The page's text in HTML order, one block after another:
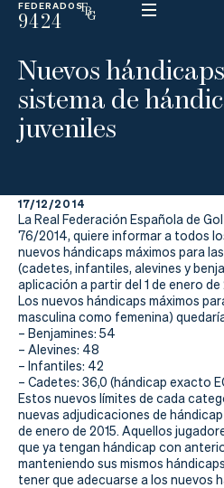
FEDERADOS
9424
ESP
N
D
C
A
La
Federación
Federarse
Jugar
Aprender
Actualidad
Tienda
Nuevos
sistema de
juveniles
17/12/2014
La Real Federación Española de
76/2014, quiere informar a todos
nuevos hándicaps máximos para
(cadetes, infantiles, alevines y
aplicación a partir del 1 de enero de
Los nuevos hándicaps máximos
masculina como femenina)
– Benjamines: 54
– Alevines: 48
– Infantiles: 42
– Cadetes: 36,0 (hándicap exacto
Estos nuevos límites de cada
nuevas adjudicaciones de
de enero de 2015. Aquellos
que ya tengan hándicap con
manteniendo sus mismos
tener que adecuarse a los nuevos